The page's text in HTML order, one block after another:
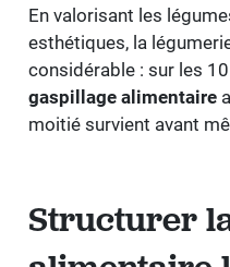
En valorisant les
esthétiques, la
considérable : sur les
gaspillage alimentaire
moitié survient avant
Structurer